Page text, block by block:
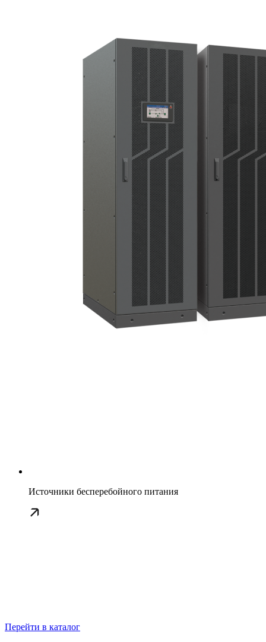
Источники бесперебойного питания
Перейти в каталог